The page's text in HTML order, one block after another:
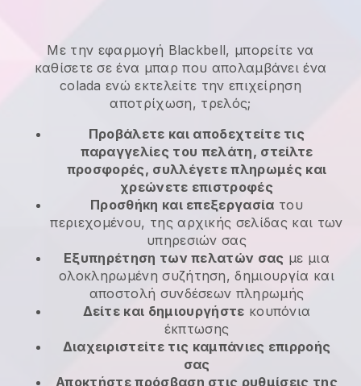
Με την εφαρμογή Blackbell, μπορείτε να
καθίσετε σε ένα μπαρ που απολαμβάνει ένα
colada ενώ εκτελείτε την επιχείρηση
αποτρίχωση, τρελός;
Προβάλετε και αποδεχτείτε τις
παραγγελίες του πελάτη, στείλτε
προσφορές, συλλέγετε πληρωμές και
χρεώνετε επιστροφές
Προσθήκη και επεξεργασία του
περιεχομένου, της αρχικής σελίδας και των
υπηρεσιών σας
Εξυπηρέτηση των πελατών σας με μια
ολοκληρωμένη συζήτηση, δημιουργία και
αποστολή συνδέσεων πληρωμής
Δείτε και δημιουργήστε κουπόνια
έκπτωσης
Διαχειριστείτε τις καμπάνιες επιρροής
σας
Αποκτήστε πρόσβαση στις ρυθμίσεις της